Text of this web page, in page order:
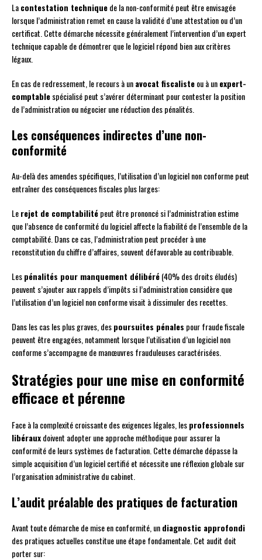
Lacontestation techniquede la non-conformité peut être envisagée
lorsque l’administration remet en cause la validité d’une attestation ou d’un
certificat. Cette démarche nécessite généralement l’intervention d’un expert
technique capable de démontrer que le logiciel répond bien aux critères
légaux.
En cas de redressement, le recours à unavocat fiscalisteou à unexpert-
comptablespécialisé peut s’avérer déterminant pour contester la position
de l’administration ou négocier une réduction des pénalités.
Les conséquences indirectes d’une non-
conformité
Au-delà des amendes spécifiques, l’utilisation d’un logiciel non conforme peut
entraîner des conséquences fiscales plus larges:
Lerejet de comptabilitépeut être prononcé si l’administration estime
que l’absence de conformité du logiciel affecte la fiabilité de l’ensemble de la
comptabilité. Dans ce cas, l’administration peut procéder à une
reconstitution du chiffre d’affaires, souvent défavorable au contribuable.
Lespénalités pour manquement délibéré(40% des droits éludés)
peuvent s’ajouter aux rappels d’impôts si l’administration considère que
l’utilisation d’un logiciel non conforme visait à dissimuler des recettes.
Dans les cas les plus graves, despoursuites pénales pour fraude fiscale
peuvent être engagées, notamment lorsque l’utilisation d’un logiciel non
conforme s’accompagne de manœuvres frauduleuses caractérisées.
Stratégies pour une mise en conformité
efficace et pérenne
Face à la complexité croissante des exigences légales, lesprofessionnels
libérauxdoivent adopter une approche méthodique pour assurer la
conformité de leurs systèmes de facturation. Cette démarche dépasse la
simple acquisition d’un logiciel certifié et nécessite une réflexion globale sur
l’organisation administrative du cabinet.
L’audit préalable des pratiques de facturation
Avant toute démarche de mise en conformité, undiagnostic approfondi
des pratiques actuelles constitue une étape fondamentale. Cet audit doit
porter sur: